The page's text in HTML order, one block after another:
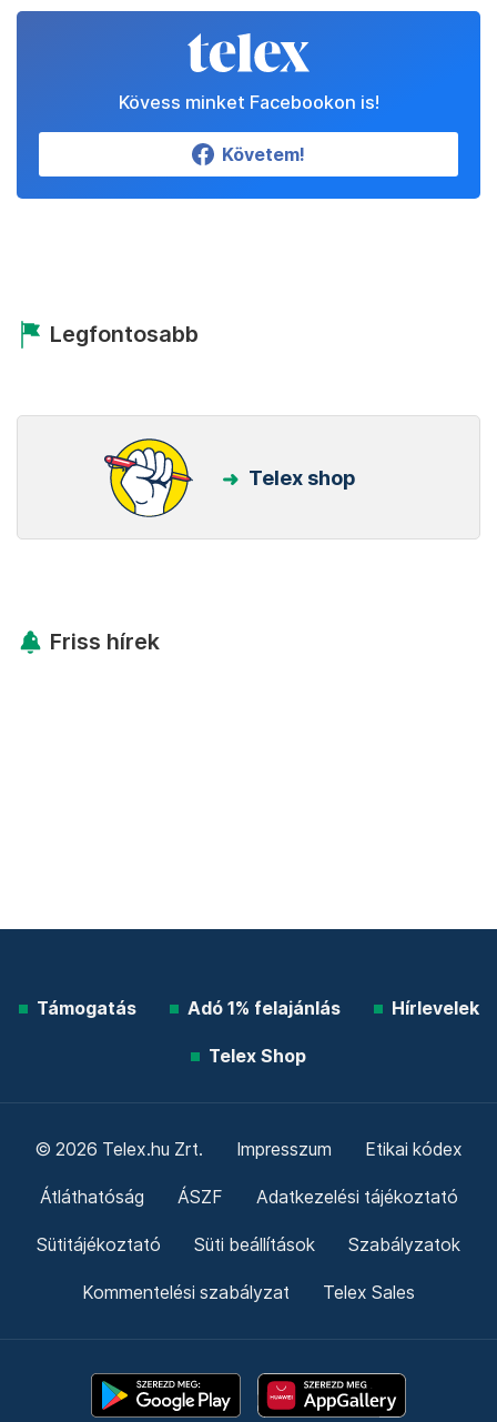
Kövess minket Facebookon is!
Követem!
Legfontosabb
Telex shop
Friss hírek
Támogatás Adó 1% felajánlás Hírlevelek
Telex Shop
© 2026 Telex.hu Zrt. Impresszum Etikai kódex
Átláthatóság ÁSZF Adatkezelési tájékoztató
Sütitájékoztató Süti beállítások Szabályzatok
Kommentelési szabályzat Telex Sales